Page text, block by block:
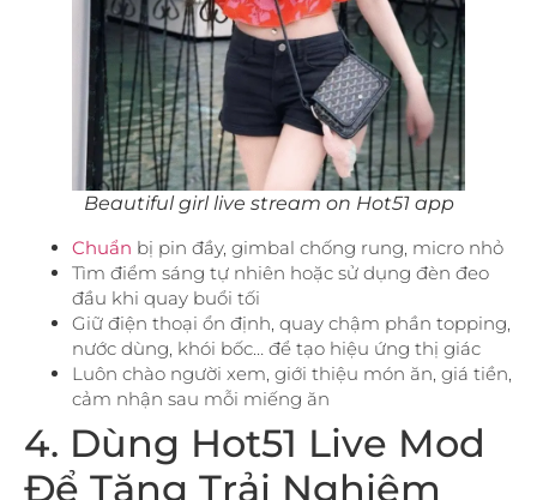
Beautiful girl live stream on Hot51 app
Chuẩn bị pin đầy, gimbal chống rung, micro nhỏ
Tìm điểm sáng tự nhiên hoặc sử dụng đèn đeo
đầu khi quay buổi tối
Giữ điện thoại ổn định, quay chậm phần topping,
nước dùng, khói bốc… để tạo hiệu ứng thị giác
Luôn chào người xem, giới thiệu món ăn, giá tiền,
cảm nhận sau mỗi miếng ăn
4. Dùng Hot51 Live Mod
Để Tăng Trải Nghiệm